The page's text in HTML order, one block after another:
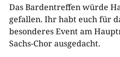
Das Bardentreffen würde
gefallen. Ihr habt euch für
besonderes Event am
Sachs-Chor ausgedacht.